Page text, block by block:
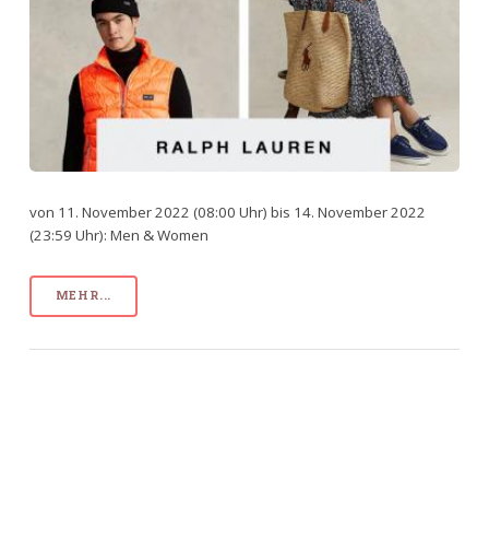
von 11. November 2022 (08:00 Uhr) bis 14. November 2022
(23:59 Uhr): Men & Women
MEHR...